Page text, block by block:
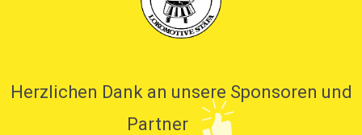
Herzlichen Dank an unsere Sponsoren und
Partner